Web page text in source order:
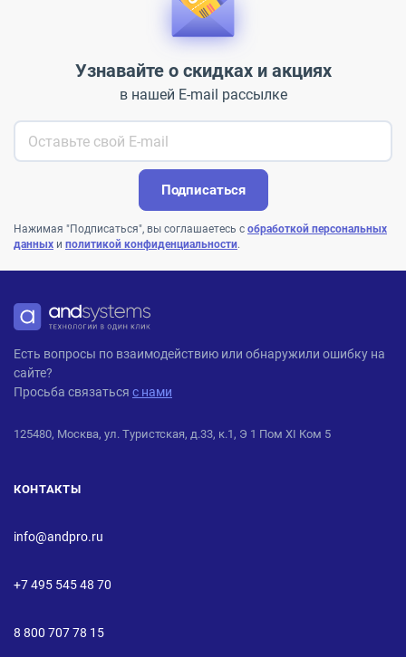
Узнавайте о скидках и акциях
в нашей E-mail рассылке
Подписаться
Нажимая "Подписаться", вы соглашаетесь с обработкой персональных
данных и политикой конфиденциальности.
ANDPRO
Есть вопросы по взаимодействию или обнаружили ошибку на
сайте?
Просьба связаться с нами
125480, Москва, ул. Туристская, д.33, к.1, Э 1 Пом XI Ком 5
КОНТАКТЫ
info@andpro.ru
+7 495 545 48 70
8 800 707 78 15